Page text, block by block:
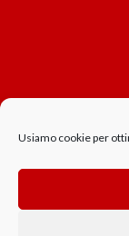
Usiamo cookie per